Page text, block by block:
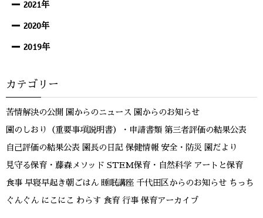
2021年
2020年
2019年
カテゴリー
苦情解決の公開 園からのニュース 園からのお知らせ
園のしおり（重要事項説明書）・申請書類 第三者評価の結果公表
自己評価の結果公表 園長の日記 保健情報 安全・防災 園だより
見守る保育・藤森メソッド STEM保育・自然科学 アートと保育
食事 早寝早起き朝ごはん 睡眠講座 千代田区からのお知らせ ちっち
ぐんぐん にこにこ わらす 食育 行事 保育アーカイブ